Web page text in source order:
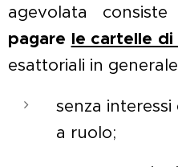
agevolata consiste
pagare le cartelle
esattoriali in
senza
a ruolo;